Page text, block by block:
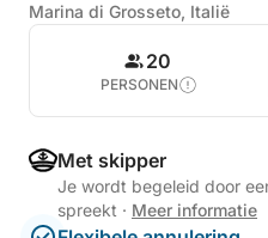
Marina di Grosseto, Italië
20
PERSONEN
Met skipper
Je wordt begeleid door
spreekt · Meer informatie